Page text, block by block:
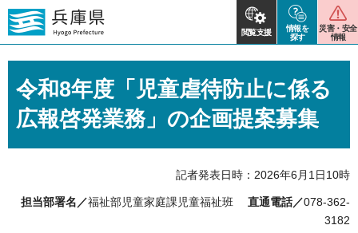
閲覧支援
情報を
探す
災害・安全
情報
令和8年度「児童虐待防止に係る
広報啓発業務」の企画提案募集
記者発表日時：2026年6月1日10時
担当部署名／福祉部児童家庭課児童福祉班 直通電話／078-362-
3182